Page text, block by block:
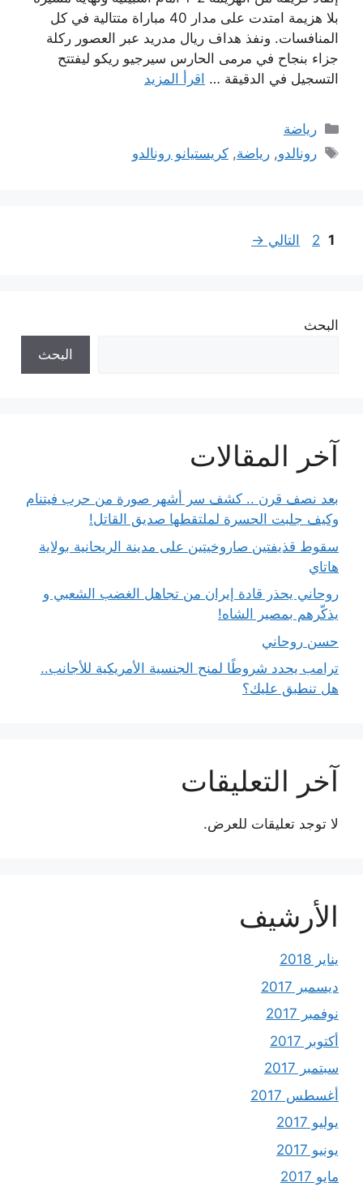
بلا هزيمة امتدت على مدار 40 مباراة متتالية في كل
المنافسات. ونفذ هداف ريال مدريد عبر العصور ركلة
جزاء بنجاح في مرمى الحارس سيرجيو ريكو ليفتتح
التسجيل في الدقيقة … اقرأ المزيد
التصنيفات
رياضة
الوسوم
رونالدو,رياضة,كريستيانو رونالدو
Page
1
Page
2 التالي →
البحث
البحث
آخر المقالات
بعد نصف قرن .. كشف سر أشهر صورة من حرب فيتنام
وكيف جلبت الحسرة لملتقطها صديق القاتل!
سقوط قذيفتين صاروخيتين على مدينة الريحانية بولاية
هاتاي
روحاني يحذر قادة إيران من تجاهل الغضب الشعبي و
يذكّرهم بمصير الشاه!
حسن روحاني
ترامب يحدد شروطًا لمنح الجنسية الأمريكية للأجانب..
هل تنطبق عليك؟
آخر التعليقات
لا توجد تعليقات للعرض.
الأرشيف
يناير 2018
ديسمبر 2017
نوفمبر 2017
أكتوبر 2017
سبتمبر 2017
أغسطس 2017
يوليو 2017
يونيو 2017
مايو 2017